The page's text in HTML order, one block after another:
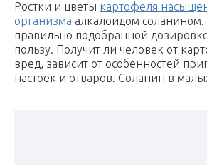
Ростки и цветы картофеля
организма алкалоидом соланином.
правильно подобранной
пользу. Получит ли человек от
вред, зависит от особенностей
настоек и отваров. Соланин в